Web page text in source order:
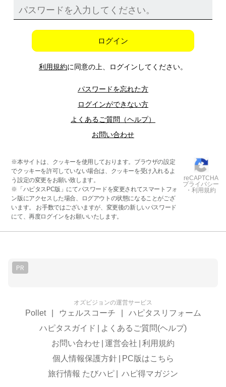
ログイン
利用規約に同意の上、ログインしてください。
パスワードを忘れた方
ログインができない方
よくあるご質問（ヘルプ）
お問い合わせ
※本サイトは、クッキーを使用しております。ブラウザの設定
でクッキーを許可していない場合は、クッキーを受け入れるよ
う設定の変更をお願い致します。
※「ハピタスPC版」にてパスワードを変更されてスマートフォ
ン版にアクセスした場合、ログアウトの状態になることがござ
います。 お手数ではございますが、変更後の新しいパスワード
にて、再度ログインをお願いいたします。
reCAPTCHA
プライバシー
・利用規約
PR
オズビジョンの運営サービス
Pollet ウェルスコーチ
ハピタスリフォーム
ハピタスガイド
よくあるご質問(ヘルプ)
お問い合わせ 運営会社
利用規約
個人情報保護方針
PC版はこちら
旅行情報 たびハピ
ハピ得マガジン